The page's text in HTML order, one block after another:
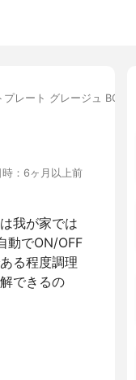
レート グレージュ
時：6ヶ月以上前
我が家では
動でON/OFF
る程度調理
できるの